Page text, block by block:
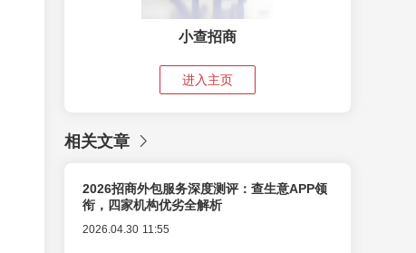
小查招商
进入主页
相关文章
2026招商外包服务深度测评：查生意APP领
衔，四家机构优劣全解析
2026.04.30 11:55